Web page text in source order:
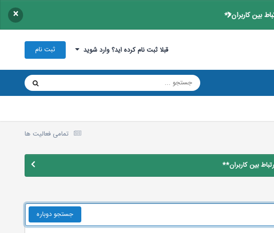
بین کاربران** ×
قبلا ثبت نام کرده اید؟ وارد شوید ثبت نام
تمامی فعالیت ها
بین کاربران**
جستجو دوباره